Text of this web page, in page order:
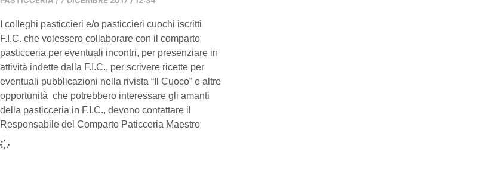
I colleghi pasticcieri e/o pasticcieri cuochi iscritti
F.I.C. che volessero collaborare con il comparto
pasticceria per eventuali incontri, per presenziare in
attività indette dalla F.I.C., per scrivere ricette per
eventuali pubblicazioni nella rivista “Il Cuoco” e altre
opportunità che potrebbero interessare gli amanti
della pasticceria in F.I.C., devono contattare il
Responsabile del Comparto Paticceria Maestro